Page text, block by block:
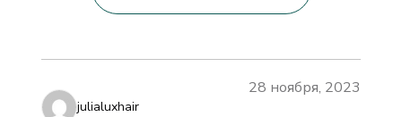
julialuxhair
28 ноября, 2023